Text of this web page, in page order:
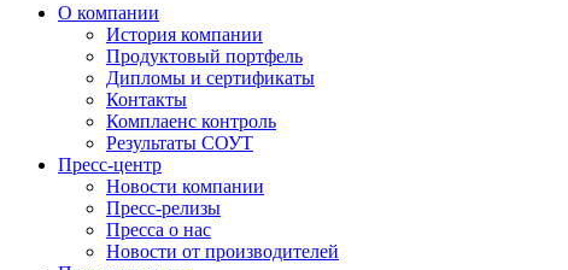
О компании
История компании
Продуктовый портфель
Дипломы и сертификаты
Контакты
Комплаенс контроль
Результаты СОУТ
Пресс-центр
Новости компании
Пресс-релизы
Пресса о нас
Новости от производителей